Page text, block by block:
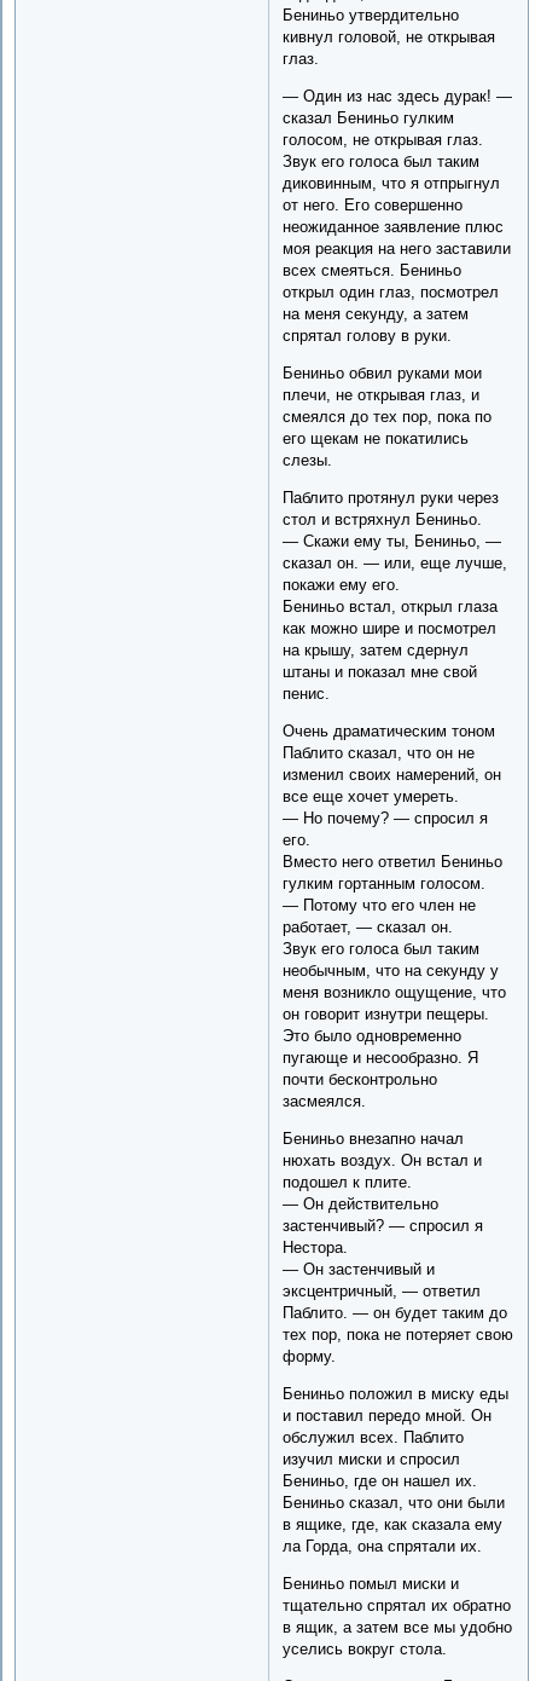
Бениньо утвердительно
кивнул головой, не открывая
глаз.
— Один из нас здесь дурак! —
сказал Бениньо гулким
голосом, не открывая глаз.
Звук его голоса был таким
диковинным, что я отпрыгнул
от него. Его совершенно
неожиданное заявление плюс
моя реакция на него заставили
всех смеяться. Бениньо
открыл один глаз, посмотрел
на меня секунду, а затем
спрятал голову в руки.
Бениньо обвил руками мои
плечи, не открывая глаз, и
смеялся до тех пор, пока по
его щекам не покатились
слезы.
Паблито протянул руки через
стол и встряхнул Бениньо.
— Скажи ему ты, Бениньо, —
сказал он. — или, еще лучше,
покажи ему его.
Бениньо встал, открыл глаза
как можно шире и посмотрел
на крышу, затем сдернул
штаны и показал мне свой
пенис.
Очень драматическим тоном
Паблито сказал, что он не
изменил своих намерений, он
все еще хочет умереть.
— Но почему? — спросил я
его.
Вместо него ответил Бениньо
гулким гортанным голосом.
— Потому что его член не
работает, — сказал он.
Звук его голоса был таким
необычным, что на секунду у
меня возникло ощущение, что
он говорит изнутри пещеры.
Это было одновременно
пугающе и несообразно. Я
почти бесконтрольно
засмеялся.
Бениньо внезапно начал
нюхать воздух. Он встал и
подошел к плите.
— Он действительно
застенчивый? — спросил я
Нестора.
— Он застенчивый и
эксцентричный, — ответил
Паблито. — он будет таким до
тех пор, пока не потеряет свою
форму.
Бениньо положил в миску еды
и поставил передо мной. Он
обслужил всех. Паблито
изучил миски и спросил
Бениньо, где он нашел их.
Бениньо сказал, что они были
в ящике, где, как сказала ему
ла Горда, она спрятали их.
Бениньо помыл миски и
тщательно спрятал их обратно
в ящик, а затем все мы удобно
уселись вокруг стола.